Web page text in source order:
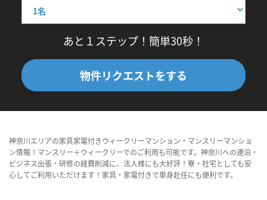
あと１ステップ！簡単30秒！
物件リクエストをする
神奈川エリアの家具家電付きウィークリーマンション・マンスリーマンショ
ン情報！マンスリー＋ウィークリーでのご利用も可能です。神奈川への連泊・
ビジネス出張・研修の経費削減に、法人様にも大好評！寮・社宅としても安
心してご利用いただけます！家具・家電付きで単身赴任にも便利です。